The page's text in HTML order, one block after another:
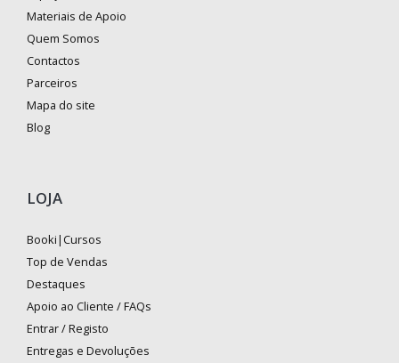
Materiais de Apoio
Quem Somos
Contactos
Parceiros
Mapa do site
Blog
LOJA
Booki|Cursos
Top de Vendas
Destaques
Apoio ao Cliente / FAQs
Entrar / Registo
Entregas e Devoluções